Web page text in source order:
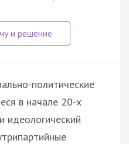
политические
в начале 20-х
идеологический